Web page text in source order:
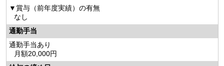
賞与（前年度実績）の有無
なし
通勤手当
通勤手当あり
月額20,000円